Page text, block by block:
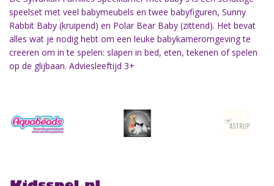
speelset met veel babymeubels en twee babyfiguren, Sunny
Rabbit Baby (kruipend) en Polar Bear Baby (zittend). Het bevat
alles wat je nodig hebt om een leuke babykameromgeving te
creëren om in te spelen: slapen in bed, eten, tekenen of spelen
op de glijbaan. Adviesleeftijd 3+